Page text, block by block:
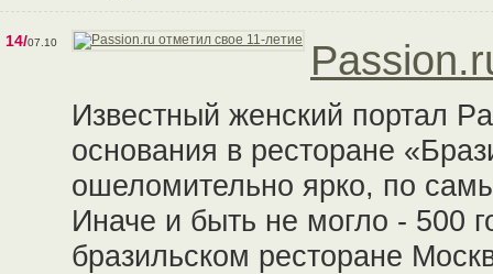
14/07.10
Известный женский портал
основания в ресторане
ошеломительно ярко, по
Иначе и быть не могло - 500
бразильском ресторане